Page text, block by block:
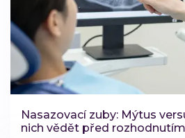
Nasazovací zuby: Mýtus
nich vědět před rozhodnutím